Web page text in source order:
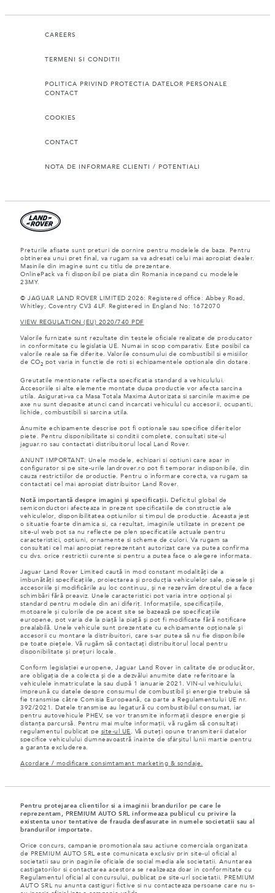
CAREERS
TERMENI SI CONDITII
POLITICA PRIVIND PROTECTIA DATELOR PERSONALE
CONTACT
COOKIES
CONTACT
NOTA DE INFORMARE CLIENTI / POTENTIALI
Preturile afisate sunt preturi de pornire pentru modelele de baza. Pentru
obtinerea unui pret final, va rugam sa va adresati celui mai apropiat dealer.
Masinile din imagine sunt cu titlu de prezentare.
OnlinePack va fi disponibil pe piata din Romania incepand cu modelele
23MY.
© JAGUAR LAND ROVER LIMITED 2026: Registered office: Abbey Road,
Whitley, Coventry CV3 4LF. Registered in England No: 1672070
VIEW REGULATION (EU) 2020/740 PDF
Valorile furnizate sunt rezultate din testele oficiale realizate de producator
in conformitate cu legislatia UE. Numai in scop comparativ. Este posibil ca
valorile reale sa fie diferite. Valorile consumului de combustibil si emisiilor
de CO2 pot varia in functie de roti si echipamentele optionale din dotare.
Greutatile mentionate reflecta specificatia standard a vehiculului.
Accesoriile si alte elemente montate dupa productie vor afecta sarcina
utila. Asigurati-va ca Masa Totala Maxima Autorizata si sarcinile maxime pe
axe nu sunt depasite atunci cand incarcati vehiculul cu accesorii, ocupanti,
lichide, combustibili si sarcina utila.
Anumite echipamente descrise pot fi optionale sau specifice diferitelor
piete. Pentru disponibilitate si conditii complete, consultati site-ul
jaguar.ro sau contactati distribuitorul local Land Rover.
ANUNT IMPORTANT: Unele modele, echipari si optiuni care apar in
configurator si pe site-urile landrover.ro pot fi temporar indisponibile, din
cauza restrictiilor de productie. Pentru o informare corecta, va rugam sa
contactati cel mai apropiat distribuitor Land Rover.
Notă importantă despre imagini și specificații. Deficitul global de
semiconductori afecteaza in prezent specificatiile de constructie ale
vehiculelor, disponibilitatea optiunilor si timpul de productie. Aceasta jest
o situatie foarte dinamica si, ca rezultat, imaginile utilizate in prezent pe
site-ul web pot sa nu reflecte pe plen specificatiile actuale pentru
caracteristici, optiuni, ornamente si scheme de culori. Va rugam sa
consultati cel mai apropiat reprezentant autorizat care va putea confirma
cu dvs. orice restrictii curente si pentru a putea face o alegere informata.
Jaguar Land Rover Limited caută în mod constant modalități de a
îmbunătăți specificațiile, proiectarea și producția vehiculelor sale, piesele și
accesoriile și modificările au loc continuu, și ne rezervăm dreptul de a face
schimbări fără preaviz. Unele caracteristici pot varia între opțional și
standard pentru modele din ani diferiț. Informațiile, specificațiile,
motoarele și culorile de pe acest site se bazează pe specificațiile
europene, pot varia de la piață la piață și pot fi modificate fără notificare
prealabilă. Unele vehicule sunt prezentate cu echipamente opționale și
accesorii cu montare la distribuitori, care s-ar putea să nu fie disponibile
pe toate piețele. Vă rugăm să contactați distribuitorul local pentru
disponibilitate și prețuri locale.
Conform legislației europene, Jaguar Land Rover în calitate de producător,
are obligația de a colecta și de a dezvălui anumite date referitoare la
vehiculele înmatriculate la sau după 1 ianuarie 2021. VIN-ul vehiculului,
împreună cu datele despre consumul de combustibil și energie trebuie să
fie transmise către Comisia Europeană, ca parte a Regulamentului UE nr.
392/2021. Datele transmise au legatură cu combustibilul consumat, iar
pentru autovehicule PHEV, se vor transmite informații despre energie și
distanța parcursă. Pentru mai multe informații, vă rugăm să consultați
regulamentul publicat pe site-ul UE . Vă puteți opune transmiterii datelor
specifice vehiculului dumneavoastră înainte de sfârșitul lunii martie pentru
a garanta excluderea.
Acordare / modificare consimtamant marketing & sondaje.
Pentru protejarea clientilor si a imaginii brandurilor pe care le
reprezentam, PREMIUM AUTO SRL informeaza publicul cu privire la
existenta unor tentative de frauda desfasurate in numele societatii sau al
brandurilor importate.
Orice concurs, campanie promotionala sau actiune comerciala organizata
de PREMIUM AUTO SRL este comunicata exclusiv prin site-ul oficial al
societatii sau prin paginile oficiale de social media ale societatii. Anuntarea
castigatorilor si contactarea acestora se realizeaza doar in conformitate cu
Regulamentul oficial al concursului, publicat pe site-url societatii. PREMIUM
AUTO SRL nu anunta castiguri fictive si nu contacteaza persoane care nu s-